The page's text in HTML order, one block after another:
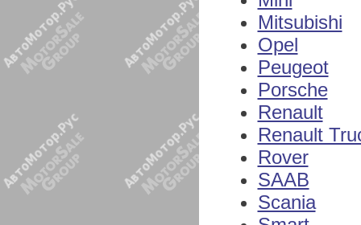
Mitsubishi
Opel
Peugeot
Porsche
Renault
Renault
Rover
SAAB
Scania